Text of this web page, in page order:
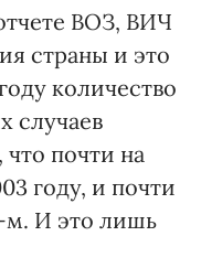
ВОЗ, ВИЧ
страны и это
количество
случаев
что почти на
году, и почти
м. И это лишь